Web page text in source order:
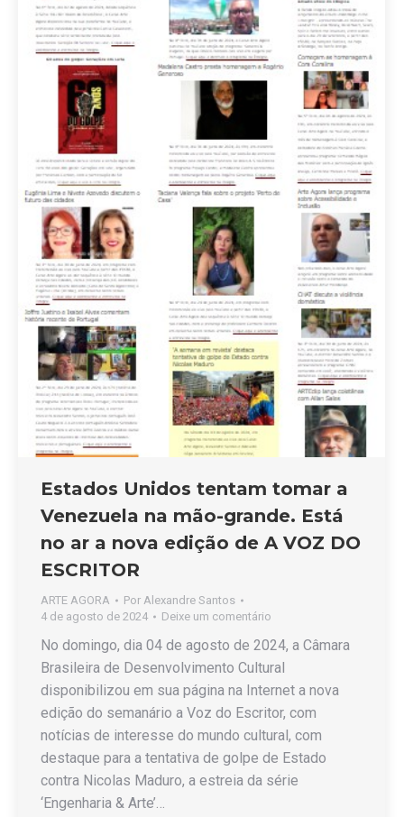
Estados Unidos tentam tomar a
Venezuela na mão-grande. Está
no ar a nova edição de A VOZ DO
ESCRITOR
ARTE AGORA Por Alexandre Santos
4 de agosto de 2024
Deixe um comentário
No domingo, dia 04 de agosto de 2024, a Câmara
Brasileira de Desenvolvimento Cultural
disponibilizou em sua página na Internet a nova
edição do semanário a Voz do Escritor, com
notícias de interesse do mundo cultural, com
destaque para a tentativa de golpe de Estado
contra Nicolas Maduro, a estreia da série
‘Engenharia & Arte’…